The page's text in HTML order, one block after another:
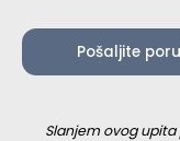
Slanjem ovog